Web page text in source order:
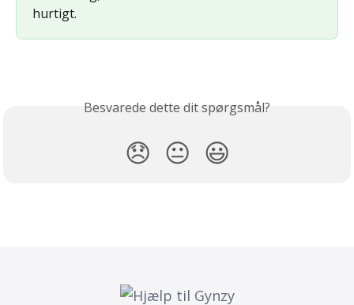
hurtigt.
Besvarede dette dit spørgsmål?
😞 😐 😃